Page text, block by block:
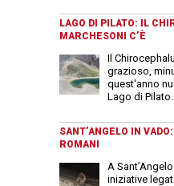
LAGO DI PILATO: IL
MARCHESONI C’È
Il
grazioso,
quest'anno
Lago di
SANT’ANGELO IN
ROMANI
A
iniziative